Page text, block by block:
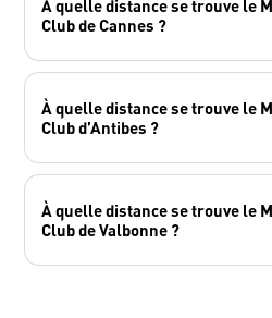
À quelle distance se trouve le
Club de Cannes ?
À quelle distance se trouve le
Club d’Antibes ?
À quelle distance se trouve le
Club de Valbonne ?